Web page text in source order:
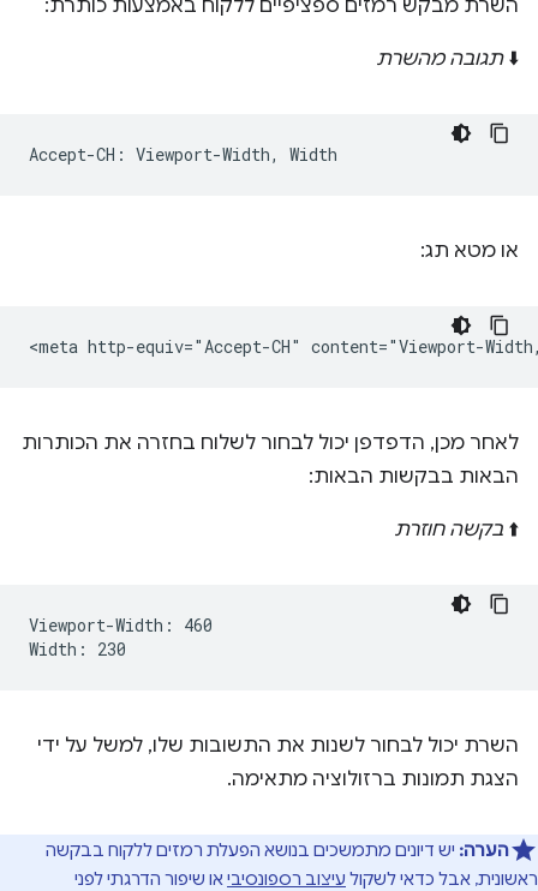
השרת מבקש רמזים ספציפיים ללקוח באמצעות כותרת:
⬇️תגובה מהשרת
או מטא תג:
לאחר מכן, הדפדפן יכול לבחור לשלוח בחזרה את הכותרות
הבאות בבקשות הבאות:
⬆️ בקשה חוזרת
Viewport-Width: 460
השרת יכול לבחור לשנות את התשובות שלו, למשל על ידי
הצגת תמונות ברזולוציה מתאימה.
הערה: יש דיונים מתמשכים בנושא הפעלת רמזים ללקוח בבקשה
ראשונית, אבל כדאי לשקול עיצוב רספונסיביאו שיפור הדרגתי לפני